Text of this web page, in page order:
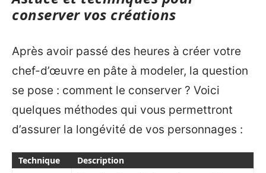
conserver vos créations
Après avoir passé des heures à créer votre
chef-d’œuvre en pâte à modeler, la question
se pose : comment le conserver ? Voici
quelques méthodes qui vous permettront
d’assurer la longévité de vos personnages :
Technique Description